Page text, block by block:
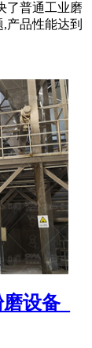
了普通工业磨
产品性能达到
设备_